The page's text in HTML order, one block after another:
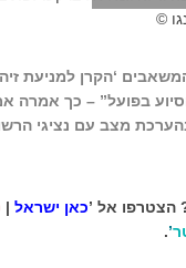
‘הקרן למניעת
בפועל” – כך
מצב עם נציגי
הצטרפו אל ’כאן ישראל |
’
.